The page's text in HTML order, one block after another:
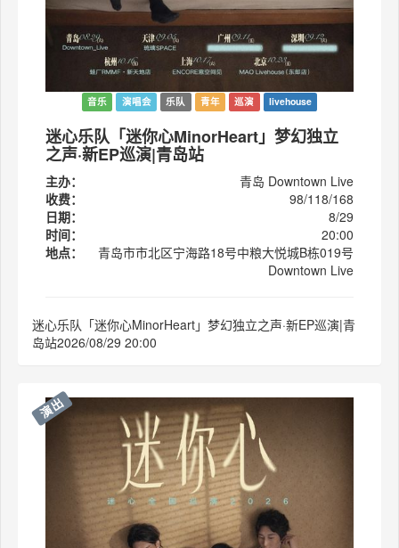
音乐 演唱会 乐队 青年 巡演 livehouse
迷心乐队「迷你心MinorHeart」梦幻独立
之声·新EP巡演|青岛站
主办：
青岛 Downtown Live
收费：
98/118/168
日期：
8/29
时间：
20:00
地点：
青岛市市北区宁海路18号中粮大悦城B栋019号
Downtown Live
迷心乐队「迷你心MinorHeart」梦幻独立之声·新EP巡演|青
岛站2026/08/29 20:00
演出